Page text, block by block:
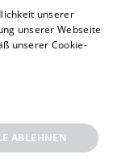
GERMAN
RUSSIAN
unserer
unserer Webseite
unserer Cookie-
ABLEHNEN